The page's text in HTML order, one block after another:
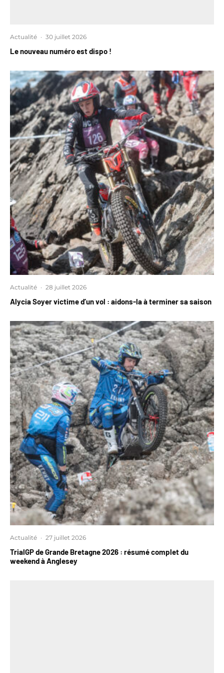
Actualité · 30 juillet 2026
Le nouveau numéro est dispo !
Actualité · 28 juillet 2026
Alycia Soyer victime d’un vol : aidons-la à terminer sa saison
Actualité · 27 juillet 2026
TrialGP de Grande Bretagne 2026 : résumé complet du
weekend à Anglesey